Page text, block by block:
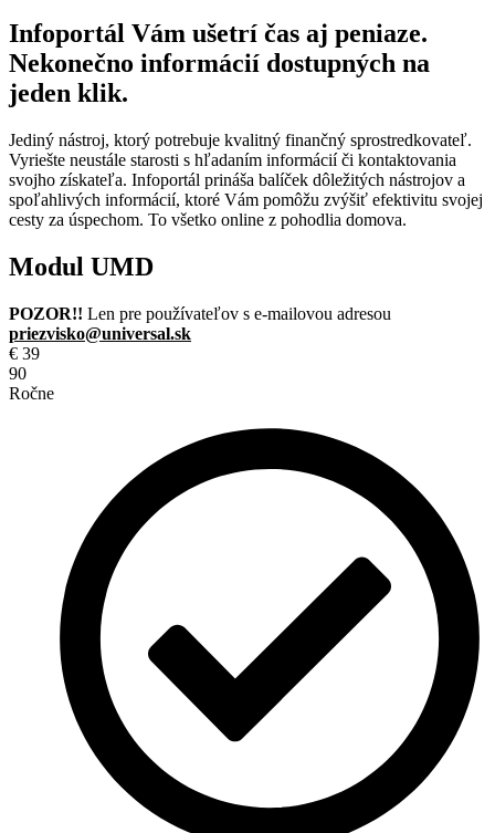
Infoportál Vám ušetrí čas aj peniaze.
Nekonečno informácií dostupných na
jeden klik.
Jediný nástroj, ktorý potrebuje kvalitný finančný sprostredkovateľ.
Vyriešte neustále starosti s hľadaním informácií či kontaktovania
svojho získateľa. Infoportál prináša balíček dôležitých nástrojov a
spoľahlivých informácií, ktoré Vám pomôžu zvýšiť efektivitu svojej
cesty za úspechom. To všetko online z pohodlia domova.
Modul UMD
POZOR!! Len pre používateľov s e-mailovou adresou
priezvisko@universal.sk
€ 39
90
Ročne